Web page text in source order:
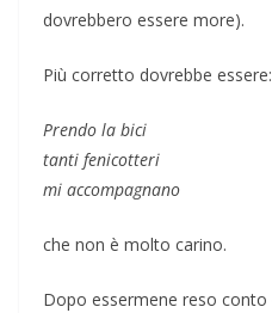
dovrebbero essere more).
Più corretto dovrebbe essere:
Prendo la bici
tanti fenicotteri
mi accompagnano
che non è molto carino.
Dopo essermene reso